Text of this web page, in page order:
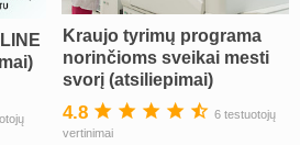
Kraujo tyrimų programa
norinčioms sveikai mesti
svorį (atsiliepimai)
4.8
6 testuotojų
vertinimai